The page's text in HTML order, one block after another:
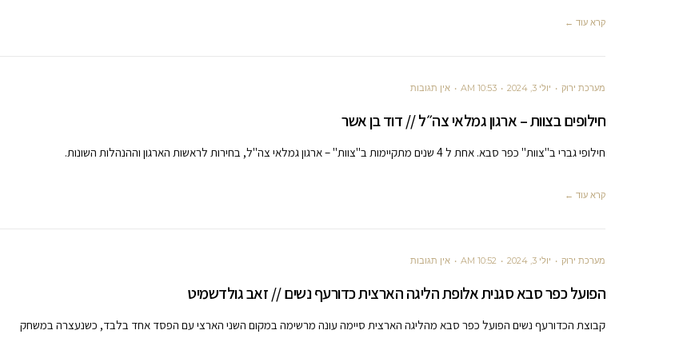
קרא עוד ←
מערכת ירוק יולי 3, 2024 10:53 AM אין תגובות
חילופים בצוות – ארגון גמלאי צה״ל // דוד בן אשר
חילופי גברי ב"צוות" כפר סבא. אחת ל 4 שנים מתקיימות ב"צוות" – ארגון גמלאי צה"ל, בחירות לראשות הארגון וההנהלות השונות.
קרא עוד ←
מערכת ירוק יולי 3, 2024 10:52 AM אין תגובות
הפועל כפר סבא סגנית אלופת הליגה הארצית כדורעף נשים // זאב גולדשמיט
קבוצת הכדורעף נשים הפועל כפר סבא מהליגה הארצית סיימה עונה מרשימה במקום השני הארצי עם הפסד אחד בלבד, כשנעצרה במשחק